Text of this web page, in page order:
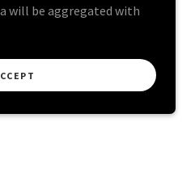
will be aggregated with